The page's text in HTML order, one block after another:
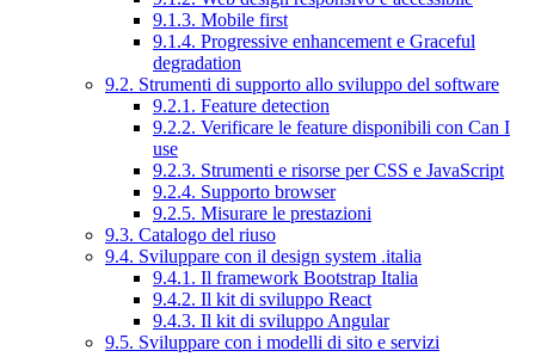
9.1.3. Mobile first
9.1.4. Progressive enhancement e Graceful
degradation
9.2. Strumenti di supporto allo sviluppo del software
9.2.1. Feature detection
9.2.2. Verificare le feature disponibili con Can I
use
9.2.3. Strumenti e risorse per CSS e JavaScript
9.2.4. Supporto browser
9.2.5. Misurare le prestazioni
9.3. Catalogo del riuso
9.4. Sviluppare con il design system .italia
9.4.1. Il framework Bootstrap Italia
9.4.2. Il kit di sviluppo React
9.4.3. Il kit di sviluppo Angular
9.5. Sviluppare con i modelli di sito e servizi